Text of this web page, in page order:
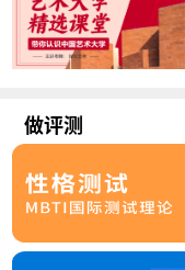
做评测